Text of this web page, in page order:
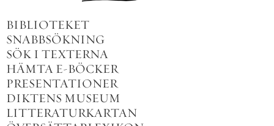
BIBLIOTEKET
SNABBSÖKNING
SÖK I TEXTERNA
HÄMTA E-BÖCKER
PRESENTATIONER
DIKTENS MUSEUM
LITTERATURKARTAN